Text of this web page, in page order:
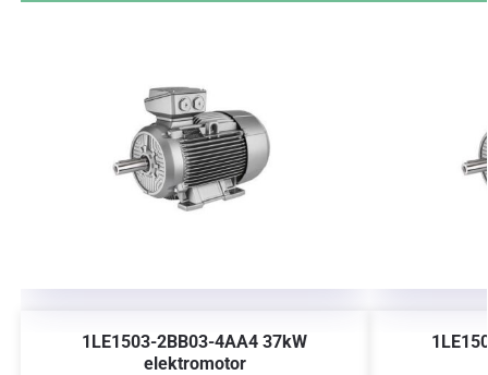
1LE1503-2BB03-4AA4 37kW
elektromotor